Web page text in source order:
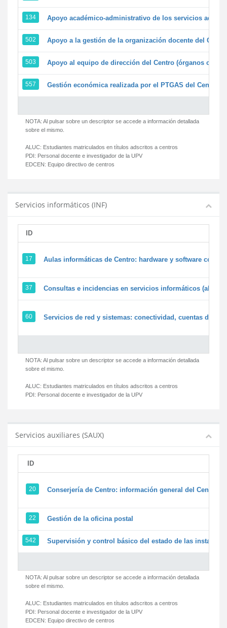
134 Apoyo académico-administrativo de los servicios
502 Apoyo a la gestión de la organización docente del
503 Apoyo al equipo de dirección del Centro (órganos
557 Gestión económica realizada por el PTGAS del Centro
NOTA: Al pulsar sobre un descriptor se accede a información detallada
sobre el mismo.
ALUC: Estudiantes matriculados en títulos adscritos a centros
PDI: Personal docente e investigador de la UPV
EDCEN: Equipo directivo de centros
Servicios informáticos (INF)
ID
17 Aulas informáticas de Centro: hardware y software
37 Consultas e incidencias en servicios informáticos
60 Servicios de red y sistemas: conectividad, cuentas de
NOTA: Al pulsar sobre un descriptor se accede a información detallada
sobre el mismo.
ALUC: Estudiantes matriculados en títulos adscritos a centros
PDI: Personal docente e investigador de la UPV
Servicios auxiliares (SAUX)
ID
20 Conserjería de Centro: información general del Centro y
22 Gestión de la oficina postal
542 Supervisión y control básico del estado de las
NOTA: Al pulsar sobre un descriptor se accede a información detallada
sobre el mismo.
ALUC: Estudiantes matriculados en títulos adscritos a centros
PDI: Personal docente e investigador de la UPV
EDCEN: Equipo directivo de centros